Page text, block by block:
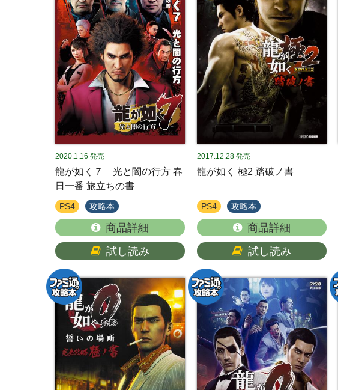
2020.1.16 発売
龍が如く７ 光と闇の行方 春
日一番 旅立ちの書
PS4 攻略本
商品詳細
試し読み
2017.12.28 発売
龍が如く 極2 踏破ノ書
PS4 攻略本
商品詳細
試し読み